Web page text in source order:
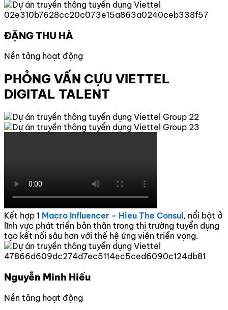
ĐẶNG THU HÀ
Nền tảng hoạt động
PHỎNG VẤN CỰU VIETTEL
DIGITAL TALENT
Kết hợp 1 Macro Influencer - Hieu The Consul , nổi bật ở
lĩnh vực phát triển bản thân trong thị trường tuyển dụng
tạo kết nối sâu hơn với thế hệ ứng viên triển vọng.
Nguyễn Minh Hiếu
Nền tảng hoạt động